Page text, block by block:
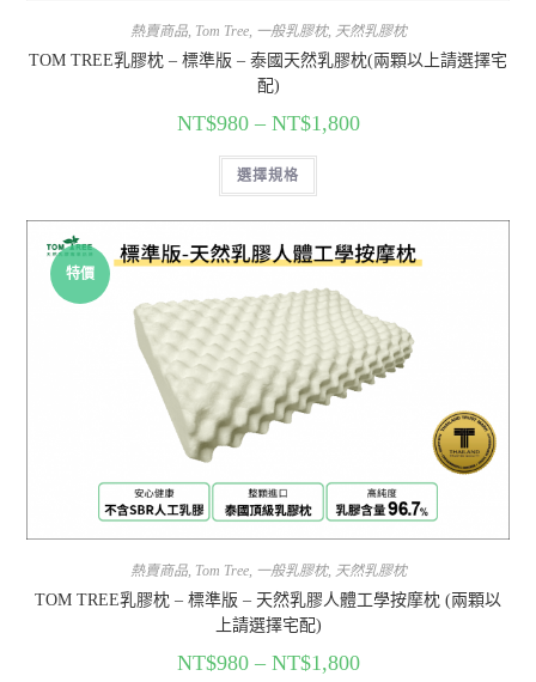
熱賣商品, Tom Tree, 一般乳膠枕, 天然乳膠枕
TOM TREE乳膠枕 – 標準版 – 泰國天然乳膠枕(兩顆以上請選擇宅
配)
NT$980– NT$1,800
選擇規格
特價
熱賣商品, Tom Tree, 一般乳膠枕, 天然乳膠枕
TOM TREE乳膠枕 – 標準版 – 天然乳膠人體工學按摩枕 (兩顆以
上請選擇宅配)
NT$980– NT$1,800